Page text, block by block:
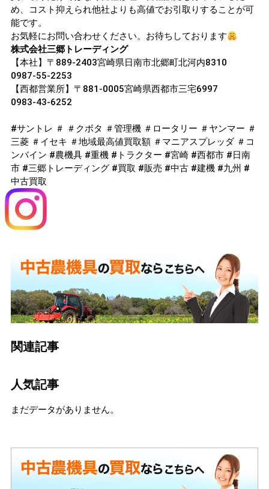
め、コスト抑えられ他社よりも高値でお引取りすることが可
能です。
お気軽にお問い合わせください。お待ちしております
株式会社三郷トレーディング
【本社】〒889-2403宮崎県日南市北郷町北河内8310
0987-55-2253
【西都営業所】〒881-0005宮崎県西都市三宅6997
0983-43-6252
#サントレ ＃ ＃クボタ ＃管理機 ＃ロータリー ＃ヤンマー ＃
三菱 ＃イセキ ＃地域最高値買取額 ＃マニアスプレッダ ＃コ
ンバイン #農機具 #重機 #トラクター #宮崎 #西都市 #日南
市 #三郷トレーディング #買取 #販売 #中古 #建機 #九州 #
中古買取
関連記事
人気記事
まだデータがありません。